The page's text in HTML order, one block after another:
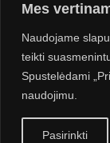
Mes
Naudojame
teikti
Spustelėdami
naudojimu.
Pasirinkti
Jus gali
2024 UAB